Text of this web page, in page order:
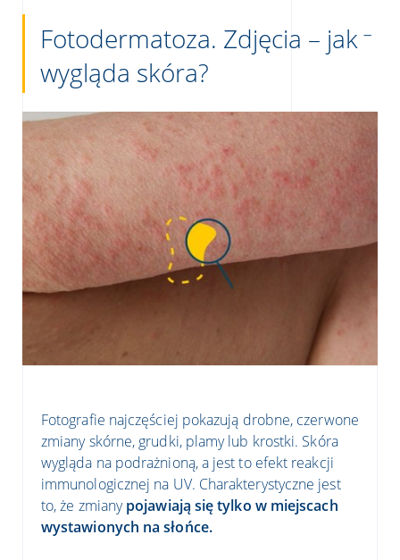
Fotodermatoza. Zdjęcia – jak
wygląda skóra?
Fotografie najczęściej pokazują drobne, czerwone
zmiany skórne, grudki, plamy lub krostki. Skóra
wygląda na podrażnioną, a jest to efekt reakcji
immunologicznej na UV. Charakterystyczne jest
to, że zmianypojawiają się tylko w miejscach
wystawionych na słońce.